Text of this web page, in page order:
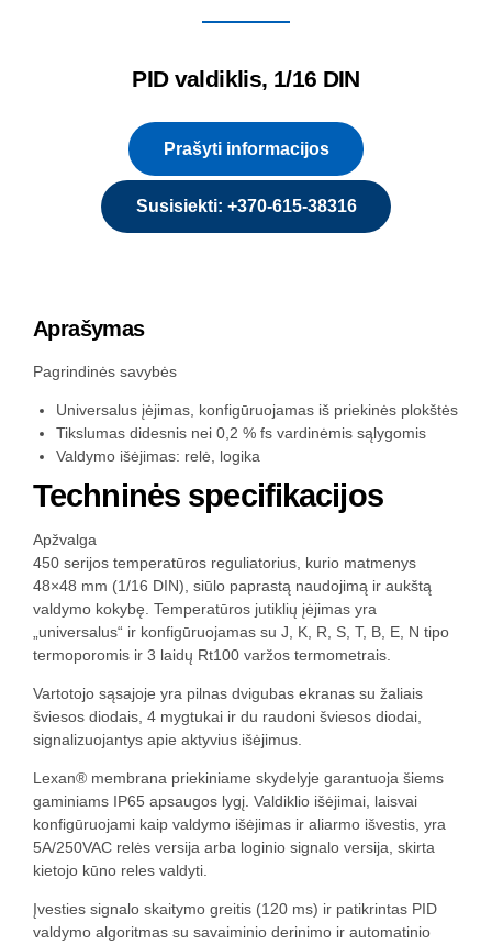
PID valdiklis, 1/16 DIN
Prašyti informacijos
Susisiekti: +370-615-38316
Aprašymas
Pagrindinės savybės
Universalus įėjimas, konfigūruojamas iš priekinės plokštės
Tikslumas didesnis nei 0,2 % fs vardinėmis sąlygomis
Valdymo išėjimas: relė, logika
Techninės specifikacijos
Apžvalga
450 serijos temperatūros reguliatorius, kurio matmenys
48×48 mm (1/16 DIN), siūlo paprastą naudojimą ir aukštą
valdymo kokybę. Temperatūros jutiklių įėjimas yra
„universalus“ ir konfigūruojamas su J, K, R, S, T, B, E, N tipo
termoporomis ir 3 laidų Rt100 varžos termometrais.
Vartotojo sąsajoje yra pilnas dvigubas ekranas su žaliais
šviesos diodais, 4 mygtukai ir du raudoni šviesos diodai,
signalizuojantys apie aktyvius išėjimus.
Lexan® membrana priekiniame skydelyje garantuoja šiems
gaminiams IP65 apsaugos lygį. Valdiklio išėjimai, laisvai
konfigūruojami kaip valdymo išėjimas ir aliarmo išvestis, yra
5A/250VAC relės versija arba loginio signalo versija, skirta
kietojo kūno reles valdyti.
Įvesties signalo skaitymo greitis (120 ms) ir patikrintas PID
valdymo algoritmas su savaiminio derinimo ir automatinio